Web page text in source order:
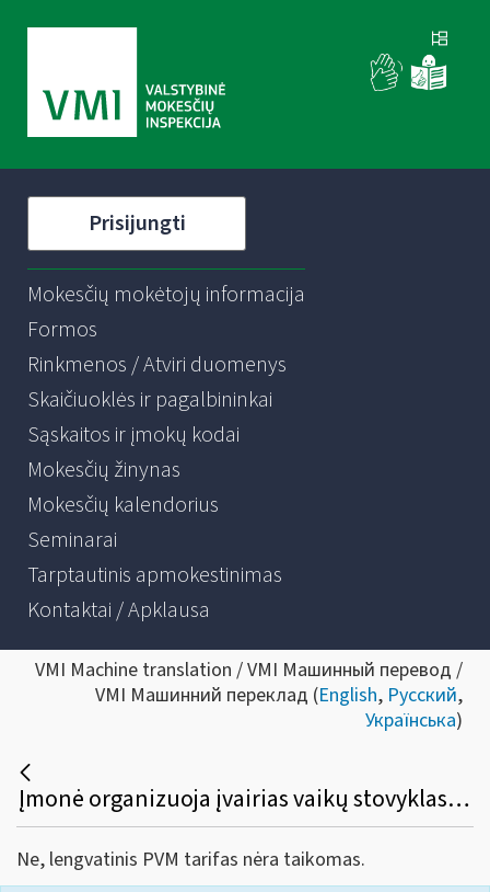
Prisijungti
Mokesčių mokėtojų informacija
Formos
Rinkmenos / Atviri duomenys
Skaičiuoklės ir pagalbininkai
Sąskaitos ir įmokų kodai
Mokesčių žinynas
Mokesčių kalendorius
Seminarai
Tarptautinis apmokestinimas
Kontaktai / Apklausa
VMI Machine translation / VMI Машинный перевод /
VMI Машинний переклад (English, Русский,
Українська)
Įmonė organizuoja įvairias vaikų stovyklas, kuriose vyksta įvairūs renginiai vaikams (pvz., animatorių pasirodymai), taip pat vaikai yra maitinami. Stovyklos kaina yra nustatoma vienam vaikui už tam tikrą stovyklos lankymo laikotarpį. Ar stovyklos lankymui gali būti taikomas lengvatinis 9 proc. PVM tarifas?
Ne, lengvatinis PVM tarifas nėra taikomas.